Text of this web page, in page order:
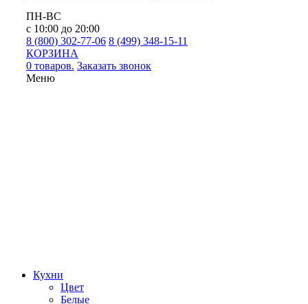
ПН-ВС
с 10:00 до 20:00
8 (800) 302-77-06 8 (499) 348-15-11
КОРЗИНА
0 товаров. Заказать звонок
Меню
Кухни
Цвет
Белые